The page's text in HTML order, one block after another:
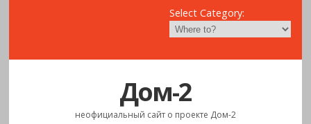
Select Category:
Дом-2
неофициальный сайт о проекте Дом-2